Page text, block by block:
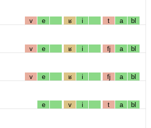
v e ʁ i t a bl
v e ʁ i fj a bl
v e ʁ i fj a bl
e v i t a bl